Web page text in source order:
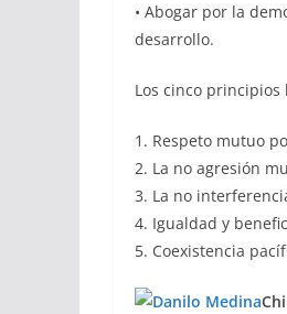
• Abogar por la
desarrollo.
Los cinco principios
1. Respeto mutuo
2. La no agresión
3. La no
4. Igualdad y
5. Coexistencia